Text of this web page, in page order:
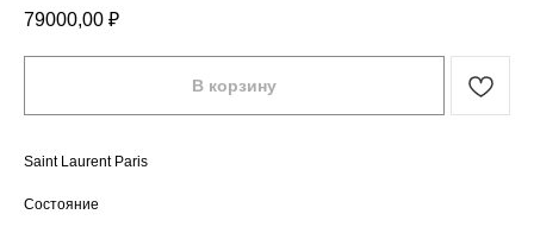
79000,00 ₽
В корзину
Saint Laurent Paris
Состояние